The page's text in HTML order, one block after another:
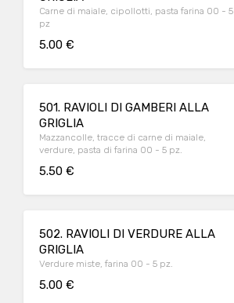
Carne di maiale, cipollotti, pasta farina 00 - 5
pz
5.00 €
501. RAVIOLI DI GAMBERI ALLA
GRIGLIA
Mazzancolle, tracce di carne di maiale,
verdure, pasta di farina 00 - 5 pz.
5.50 €
502. RAVIOLI DI VERDURE ALLA
GRIGLIA
Verdure miste, farina 00 - 5 pz.
5.00 €